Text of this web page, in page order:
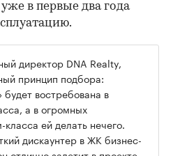
в первые два года
директор DNA Realty,
принцип подбора:
востребована в
а в огромных
ей делать нечего.
дискаунтер в ЖК бизнес-